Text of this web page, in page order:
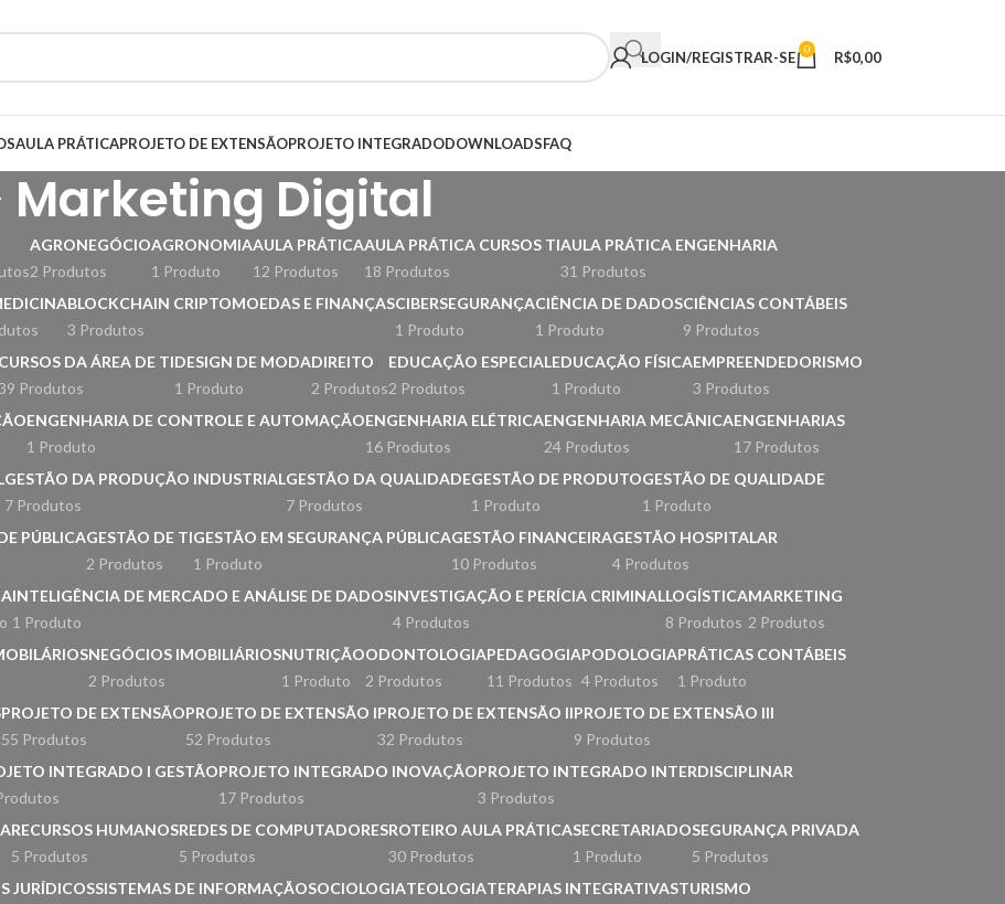
LOGIN/REGISTRAR-SE 0 R$0,00
AULA PRÁTICAPROJETO DE EXTENSÃOPROJETO INTEGRADODOWNLOADSFAQ
Marketing Digital
AGRONEGÓCIO
2 Produtos
AGRONOMIA
1 Produto
AULA PRÁTICA
12 Produtos
AULA PRÁTICA CURSOS TI
18 Produtos
AULA PRÁTICA ENGENHARIA
31 Produtos
BLOCKCHAIN CRIPTOMOEDAS E FINANÇAS
3 Produtos
CIBERSEGURANÇA
1 Produto
CIÊNCIA DE DADOS
1 Produto
CIÊNCIAS CONTÁBEIS
9 Produtos
DA ÁREA DE TI
Produtos
DESIGN DE MODA
1 Produto
DIREITO
2 Produtos
EDUCAÇÃO ESPECIAL
2 Produtos
EDUCAÇÃO FÍSICA
1 Produto
EMPREENDEDORISMO
3 Produtos
ENGENHARIA DE CONTROLE E AUTOMAÇÃO
1 Produto
ENGENHARIA ELÉTRICA
16 Produtos
ENGENHARIA MECÂNICA
24 Produtos
ENGENHARIAS
17 Produtos
GESTÃO DA PRODUÇÃO INDUSTRIAL
7 Produtos
GESTÃO DA QUALIDADE
7 Produtos
GESTÃO DE PRODUTO
1 Produto
GESTÃO DE QUALIDADE
1 Produto
PÚBLICAGESTÃO DE TI
2 Produtos
GESTÃO EM SEGURANÇA PÚBLICA
1 Produto
GESTÃO FINANCEIRA
10 Produtos
GESTÃO HOSPITALAR
4 Produtos
INTELIGÊNCIA DE MERCADO E ANÁLISE DE DADOS
1 Produto
INVESTIGAÇÃO E PERÍCIA CRIMINAL
4 Produtos
LOGÍSTICA
8 Produtos
MARKETING
2 Produtos
NEGÓCIOS IMOBILIÁRIOS
2 Produtos
NUTRIÇÃO
1 Produto
ODONTOLOGIA
2 Produtos
PEDAGOGIA
11 Produtos
PODOLOGIA
4 Produtos
PRÁTICAS CONTÁBEIS
1 Produto
PROJETO DE EXTENSÃO
55 Produtos
PROJETO DE EXTENSÃO I
52 Produtos
PROJETO DE EXTENSÃO II
32 Produtos
PROJETO DE EXTENSÃO III
9 Produtos
INTEGRADO I GESTÃOPROJETO INTEGRADO INOVAÇÃO
17 Produtos
PROJETO INTEGRADO INTERDISCIPLINAR
3 Produtos
RECURSOS HUMANOS
5 Produtos
REDES DE COMPUTADORES
5 Produtos
ROTEIRO AULA PRÁTICA
30 Produtos
SECRETARIADO
1 Produto
SEGURANÇA PRIVADA
5 Produtos
JURÍDICOSSISTEMAS DE INFORMAÇÃOSOCIOLOGIATEOLOGIATERAPIAS INTEGRATIVASTURISMO